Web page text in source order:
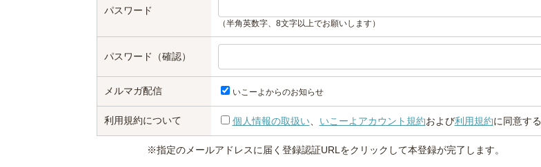
パスワード
（半角英数字、8文字以上でお願いします）
パスワード（確認）
メルマガ配信 いこーよからのお知らせ
利用規約について 個人情報の取扱い、 いこーよアカウント規約および利用規約に同意する
※指定のメールアドレスに届く登録認証URLをクリックして本登録が完了します。